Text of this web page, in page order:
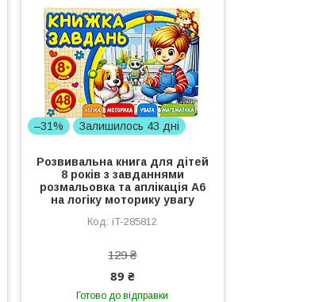
–31% Залишилось 43 дні
Розвивальна книга для дітей
8 років з завданнями
розмальовка та аплікація А6
на логіку моторику увагу
iT-285812
129 ₴
89 ₴
Готово до відправки